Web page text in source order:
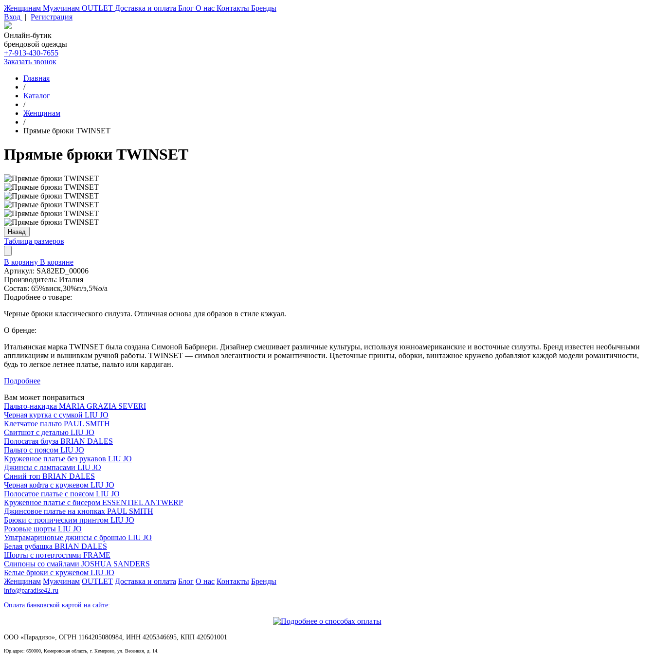
Женщинам Мужчинам OUTLET Доставка и оплата Блог О нас Контакты Бренды
Вход | Регистрация
Онлайн-бутик
брендовой одежды
+7-913-430-7655
Заказать звонок
Главная
/
Каталог
/
Женщинам
/
Прямые брюки TWINSET
Прямые брюки TWINSET
Назад
Таблица размеров
В корзину В корзине
Артикул: SA82ED_00006
Производитель: Италия
Состав: 65%виск,30%п/э,5%э/а
Подробнее о товаре:
Черные брюки классического силуэта. Отличная основа для образов в стиле кэжуал.
О бренде:
Итальянская марка TWINSET была создана Симоной Бабриери. Дизайнер смешивает различные культуры, используя южноамериканские и восточные силуэты. Бренд известен необычными
аппликациям и вышивкам ручной работы. TWINSET — символ элегантности и романтичности. Цветочные принты, оборки, винтажное кружево добавляют каждой модели романтичности,
будь то легкое летнее платье, пальто или кардиган.
Подробнее
Вам может понравиться
Пальто-накидка MARIA GRAZIA SEVERI
Черная куртка с сумкой LIU JO
Клетчатое пальто PAUL SMITH
Свитшот с деталью LIU JO
Полосатая блуза BRIAN DALES
Пальто с поясом LIU JO
Кружевное платье без рукавов LIU JO
Джинсы с лампасами LIU JO
Синий топ BRIAN DALES
Черная кофта с кружевом LIU JO
Полосатое платье с поясом LIU JO
Кружевное платье с бисером ESSENTIEL ANTWERP
Джинсовое платье на кнопках PAUL SMITH
Брюки с тропическим принтом LIU JO
Розовые шорты LIU JO
Ультрамариновые джинсы с брошью LIU JO
Белая рубашка BRIAN DALES
Шорты с потертостями FRAME
Слипоны со смайлами JOSHUA SANDERS
Белые брюки с кружевом LIU JO
Женщинам Мужчинам OUTLET Доставка и оплата Блог О нас Контакты Бренды
info@paradise42.ru
Оплата банковской картой на сайте:
ООО «Парадизо», ОГРН 1164205080984, ИНН 4205346695, КПП 420501001
Юр.адрес: 650000, Кемеровская область, г. Кемерово, ул. Весенняя, д. 14.